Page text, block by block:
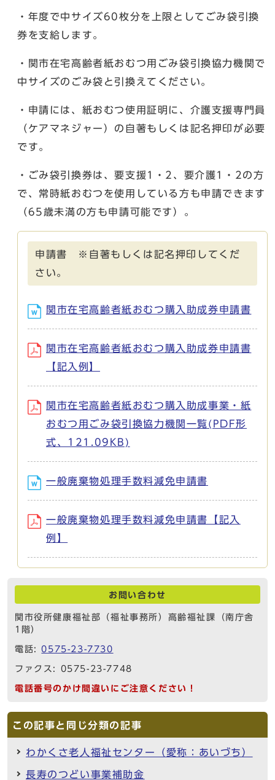
・年度で中サイズ60枚分を上限としてごみ袋引換
券を支給します。
・関市在宅高齢者紙おむつ用ごみ袋引換協力機関で
中サイズのごみ袋と引換えてください。
・申請には、紙おむつ使用証明に、介護支援専門員
（ケアマネジャー）の自著もしくは記名押印が必要
です。
・ごみ袋引換券は、要支援1・2、要介護1・2の方
で、常時紙おむつを使用している方も申請できます
（65歳未満の方も申請可能です）。
申請書 ※自著もしくは記名押印してくだ
さい。
関市在宅高齢者紙おむつ購入助成券申請書
関市在宅高齢者紙おむつ購入助成券申請書
【記入例】
関市在宅高齢者紙おむつ購入助成事業・紙
おむつ用ごみ袋引換協力機関一覧(PDF形
式、121.09KB)
一般廃棄物処理手数料減免申請書
一般廃棄物処理手数料減免申請書【記入
例】
お問い合わせ
関市役所健康福祉部（福祉事務所）高齢福祉課（南庁舎
1階）
電話:0575-23-7730
ファクス: 0575-23-7748
電話番号のかけ間違いにご注意ください！
この記事と同じ分類の記事
わかくさ老人福祉センター（愛称：あいづち）
長寿のつどい事業補助金